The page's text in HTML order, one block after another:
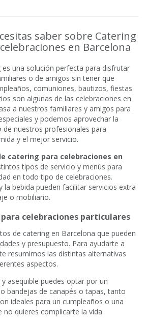
saber sobre Catering
en Barcelona
una solución perfecta para disfrutar
o de amigos sin tener que
comuniones, bautizos, fiestas
son algunas de las celebraciones en
a nuestros familiares y amigos para
y podemos aprovechar la
de nuestros profesionales para
y el mejor servicio.
catering para celebraciones en
tipos de servicio y menús para
en todo tipo de celebraciones.
la bebida pueden facilitar servicios extra
o mobiliario.
celebraciones particulares
de catering en Barcelona que pueden
y presupuesto. Para ayudarte a
resumimos las distintas alternativas
aspectos.
asequible puedes optar por un
o bandejas de canapés o tapas, tanto
ideales para un cumpleaños o una
no quieres complicarte la vida.